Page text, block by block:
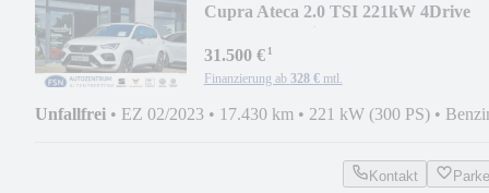
Cupra Ateca 2.0 TSI 221kW 4Drive
31.500 €¹
Finanzierung ab 328 € mtl.
Unfallfrei • EZ 02/2023 • 17.430 km • 221 kW (300 PS) •
Kontakt